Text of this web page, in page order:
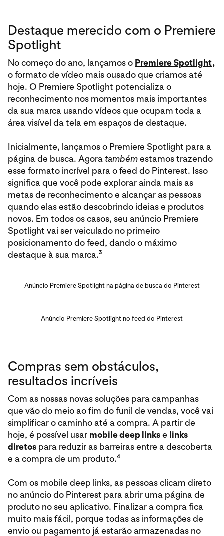
Destaque merecido com o Premiere
Spotlight
No começo do ano, lançamos o Premiere Spotlight,
o formato de vídeo mais ousado que criamos até
hoje. O Premiere Spotlight potencializa o
reconhecimento nos momentos mais importantes
da sua marca usando vídeos que ocupam toda a
área visível da tela em espaços de destaque.
Inicialmente, lançamos o Premiere Spotlight para a
página de busca. Agora tambémestamos trazendo
esse formato incrível para o feed do Pinterest. Isso
significa que você pode explorar ainda mais as
metas de reconhecimento e alcançar as pessoas
quando elas estão descobrindo ideias e produtos
novos. Em todos os casos, seu anúncio Premiere
Spotlight vai ser veiculado no primeiro
posicionamento do feed, dando o máximo
destaque à sua marca.3
Anúncio Premiere Spotlight na página de busca do Pinterest
Anúncio Premiere Spotlight no feed do Pinterest
Compras sem obstáculos,
resultados incríveis
Com as nossas novas soluções para campanhas
que vão do meio ao fim do funil de vendas, você vai
simplificar o caminho até a compra. A partir de
hoje, é possível usar mobiledeep linkse links
diretos para reduzir as barreiras entre a descoberta
e a compra de um produto.4
Com os mobile deep links, as pessoas clicam direto
no anúncio do Pinterest para abrir uma página de
produto no seu aplicativo. Finalizar a compra fica
muito mais fácil, porque todas as informações de
envio ou pagamento já estarão armazenadas no